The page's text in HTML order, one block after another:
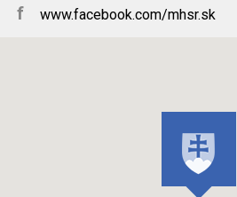
f www.facebook.com/mhsr.sk